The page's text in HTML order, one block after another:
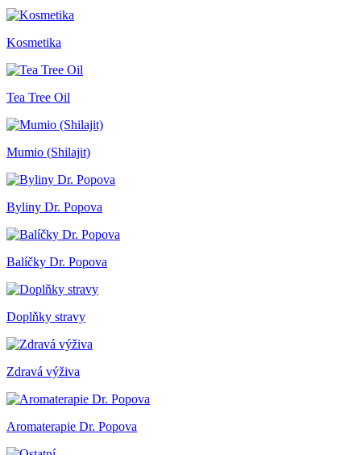
Kosmetika
Tea Tree Oil
Mumio (Shilajit)
Byliny Dr. Popova
Balíčky Dr. Popova
Doplňky stravy
Zdravá výživa
Aromaterapie Dr. Popova